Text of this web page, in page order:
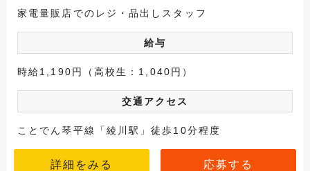
家電量販店でのレジ・品出しスタッフ
給与
時給1,190円（高校生：1,040円）
交通アクセス
ことでん琴平線「綾川駅」徒歩10分程度
詳細をみる 応募する